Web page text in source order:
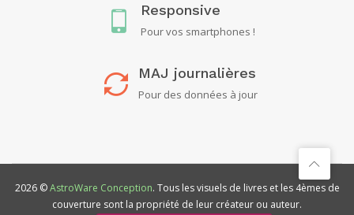
Responsive
Pour vos smartphones !
MAJ journalières
Pour des données à jour
2026 ©AstroWare Conception. Tous les visuels de livres et les 4èmes de
couverture sont la propriété de leur créateur ou auteur.